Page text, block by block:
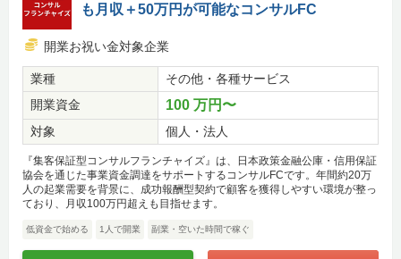
も月収＋50万円が可能なコンサルFC
開業お祝い金対象企業
業種
その他・各種サービス
開業資金
100 万円〜
対象 個人・法人
『集客保証型コンサルフランチャイズ』は、日本政策金融公庫・信用保証
協会を通じた事業資金調達をサポートするコンサルFCです。年間約20万
人の起業需要を背景に、成功報酬型契約で顧客を獲得しやすい環境が整っ
ており、月収100万円超えも目指せます。
低資金で始める 1人で開業 副業・空いた時間で稼ぐ